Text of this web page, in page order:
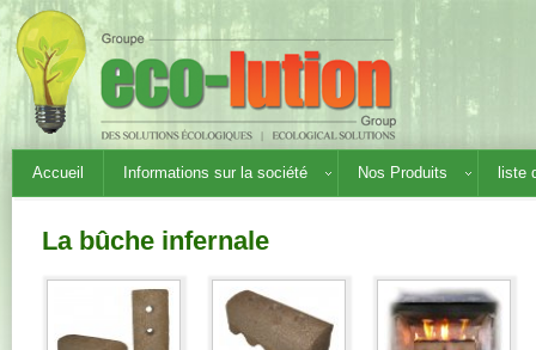
Accueil Informations sur la société Nos Produits liste
La bûche infernale